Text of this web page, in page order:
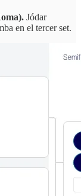
Jódar
en el tercer set.